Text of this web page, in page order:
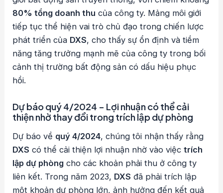
80% tổng doanh thu của công ty. Mảng môi giới
tiếp tục thể hiện vai trò chủ đạo trong chiến lược
phát triển của DXS, cho thấy sự ổn định và tiềm
năng tăng trưởng mạnh mẽ của công ty trong bối
cảnh thị trường bất động sản có dấu hiệu phục
hồi.
Dự báo quý 4/2024 – Lợi nhuận có thể cải
thiện nhờ thay đổi trong trích lập dự phòng
Dự báo về quý 4/2024, chúng tôi nhận thấy rằng
DXS có thể cải thiện lợi nhuận nhờ vào việctrích
lập dự phòng cho các khoản phải thu ở công ty
liên kết. Trong năm 2023, DXS đã phải trích lập
một khoản dự phòng lớn, ảnh hưởng đến kết quả